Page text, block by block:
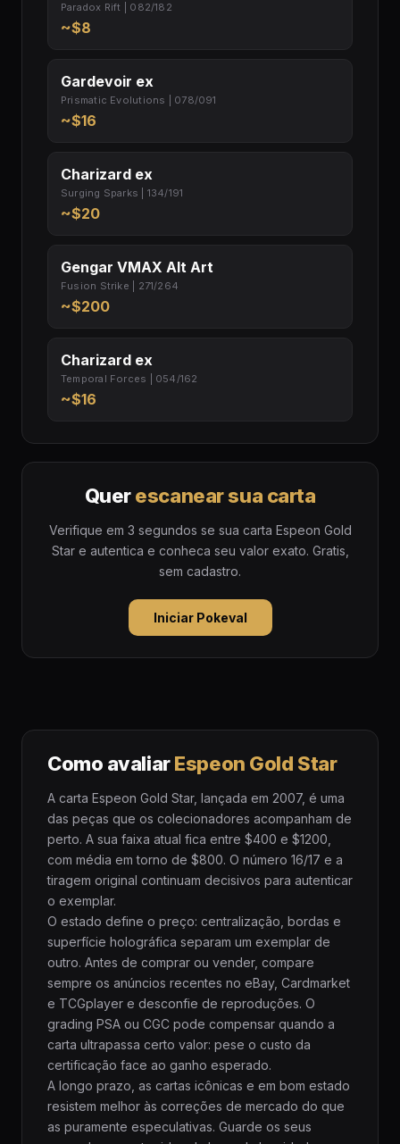
Paradox Rift | 082/182
~$8
Gardevoir ex
Prismatic Evolutions | 078/091
~$16
Charizard ex
Surging Sparks | 134/191
~$20
Gengar VMAX Alt Art
Fusion Strike | 271/264
~$200
Charizard ex
Temporal Forces | 054/162
~$16
Querescanear sua carta
Verifique em 3 segundos se sua carta Espeon Gold
Star e autentica e conheca seu valor exato. Gratis,
sem cadastro.
Iniciar Pokeval
Como avaliarEspeon Gold Star
A carta Espeon Gold Star, lançada em 2007, é uma
das peças que os colecionadores acompanham de
perto. A sua faixa atual fica entre $400 e $1200,
com média em torno de $800. O número 16/17 e a
tiragem original continuam decisivos para autenticar
o exemplar.
O estado define o preço: centralização, bordas e
superfície holográfica separam um exemplar de
outro. Antes de comprar ou vender, compare
sempre os anúncios recentes no eBay, Cardmarket
e TCGplayer e desconfie de reproduções. O
grading PSA ou CGC pode compensar quando a
carta ultrapassa certo valor: pese o custo da
certificação face ao ganho esperado.
A longo prazo, as cartas icônicas e em bom estado
resistem melhor às correções de mercado do que
as puramente especulativas. Guarde os seus